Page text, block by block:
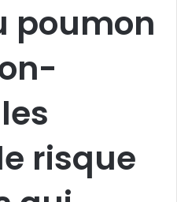
poumon
risque